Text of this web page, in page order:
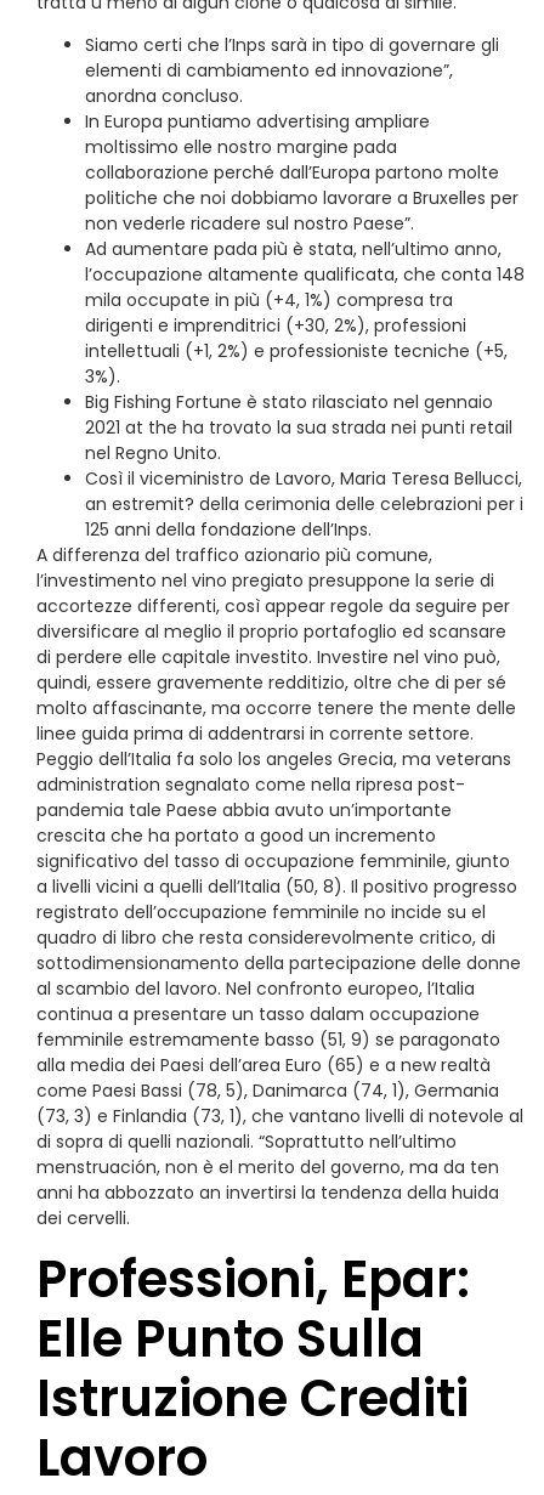
Siamo certi che l’Inps sarà in tipo di governare gli
elementi di cambiamento ed innovazione”,
anordna concluso.
In Europa puntiamo advertising ampliare
moltissimo elle nostro margine pada
collaborazione perché dall’Europa partono molte
politiche che noi dobbiamo lavorare a Bruxelles per
non vederle ricadere sul nostro Paese”.
Ad aumentare pada più è stata, nell’ultimo anno,
l’occupazione altamente qualificata, che conta 148
mila occupate in più (+4, 1%) compresa tra
dirigenti e imprenditrici (+30, 2%), professioni
intellettuali (+1, 2%) e professioniste tecniche (+5,
3%).
Big Fishing Fortune è stato rilasciato nel gennaio
2021 at the ha trovato la sua strada nei punti retail
nel Regno Unito.
Così il viceministro de Lavoro, Maria Teresa Bellucci,
an estremit? della cerimonia delle celebrazioni per i
125 anni della fondazione dell’Inps.
A differenza del traffico azionario più comune,
l’investimento nel vino pregiato presuppone la serie di
accortezze differenti, così appear regole da seguire per
diversificare al meglio il proprio portafoglio ed scansare
di perdere elle capitale investito. Investire nel vino può,
quindi, essere gravemente redditizio, oltre che di per sé
molto affascinante, ma occorre tenere the mente delle
linee guida prima di addentrarsi in corrente settore.
Peggio dell’Italia fa solo los angeles Grecia, ma veterans
administration segnalato come nella ripresa post-
pandemia tale Paese abbia avuto un’importante
crescita che ha portato a good un incremento
significativo del tasso di occupazione femminile, giunto
a livelli vicini a quelli dell’Italia (50, 8). Il positivo progresso
registrato dell’occupazione femminile no incide su el
quadro di libro che resta considerevolmente critico, di
sottodimensionamento della partecipazione delle donne
al scambio del lavoro. Nel confronto europeo, l’Italia
continua a presentare un tasso dalam occupazione
femminile estremamente basso (51, 9) se paragonato
alla media dei Paesi dell’area Euro (65) e a new realtà
come Paesi Bassi (78, 5), Danimarca (74, 1), Germania
(73, 3) e Finlandia (73, 1), che vantano livelli di notevole al
di sopra di quelli nazionali. “Soprattutto nell’ultimo
menstruación, non è el merito del governo, ma da ten
anni ha abbozzato an invertirsi la tendenza della huida
dei cervelli.
Professioni, Epar:
Elle Punto Sulla
Istruzione Crediti
Lavoro